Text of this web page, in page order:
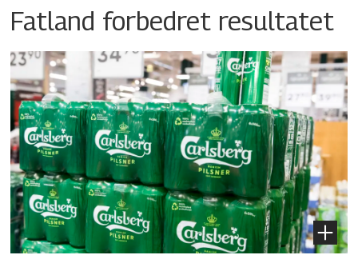
Fatland forbedret resultatet